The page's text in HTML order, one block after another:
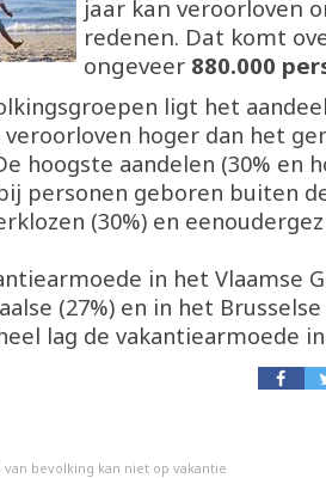
jaar kan veroorloven
redenen. Dat komt
ongeveer 880.000
ligt het
veroorloven hoger dan het
hoogste aandelen (30% en
personen geboren buiten de
(30%) en
in het Vlaamse
(27%) en in het Brusselse
lag de vakantiearmoede in
van bevolking kan niet op vakantie